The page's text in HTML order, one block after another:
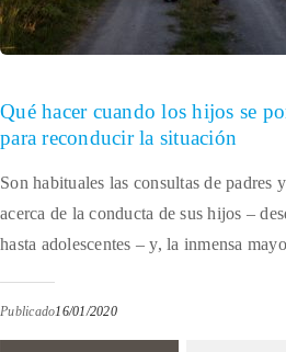
Qué hacer cuando los hijos se
para reconducir la situación
Son habituales las consultas de padres
acerca de la conducta de sus hijos –
hasta adolescentes – y, la inmensa
Publicado16/01/2020